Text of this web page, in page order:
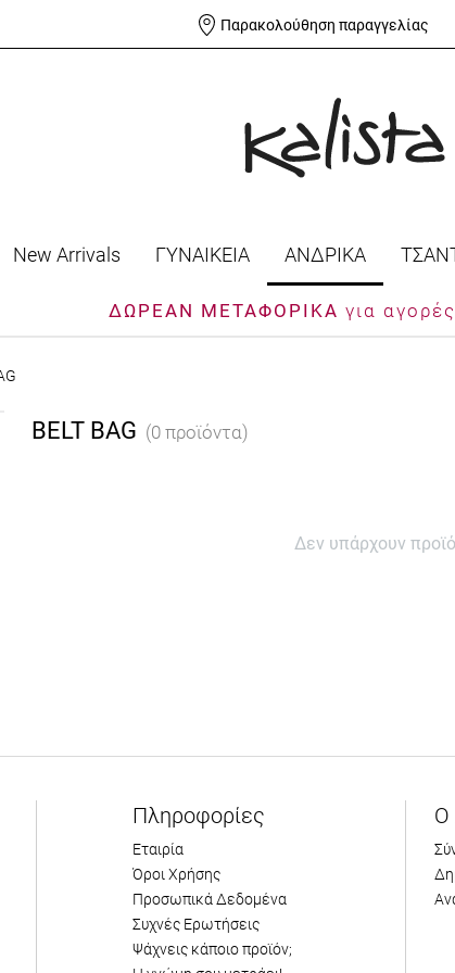
Παρακολούθηση παραγγελίας
Νew Arrivals ΓΥΝΑΙΚΕΙΑ ΑΝΔΡΙΚΑ
ΔΩΡΕΑΝ ΜΕΤΑΦΟΡΙΚΑ για
BELT BAG (0 προϊόντα)
Δεν υπάρχουν
Πληροφορίες
Εταιρία
Όροι Χρήσης
Προσωπικά Δεδομένα
Συχνές Ερωτήσεις
Ψάχνεις κάποιο προϊόν;
Ο